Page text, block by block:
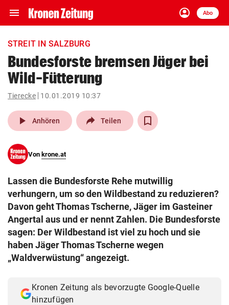
menu Navigation
ein-/ausklappen
account_circle
Anmelden
Abo
close Schließen
account_circle Anmelden
pin_drop
Wien arrow_right
search
eingeben
© Krone Multimedia GmbH & Co KG 2026
Muthgasse 2, 1190 Wien
STREIT IN SALZBURG
Bundesforste bremsen Jäger bei
Wild-Fütterung
Tierecke 10.01.2019 10:37
play_arrow Anhören Teilen
Von krone.at
Lassen die Bundesforste Rehe mutwillig
verhungern, um so den Wildbestand zu reduzieren?
Davon geht Thomas Tscherne, Jäger im Gasteiner
Angertal aus und er nennt Zahlen. Die Bundesforste
sagen: Der Wildbestand ist viel zu hoch und sie
haben Jäger Thomas Tscherne wegen
„Waldverwüstung“ angezeigt.
Kronen Zeitung als bevorzugte Google-Quelle
hinzufügen